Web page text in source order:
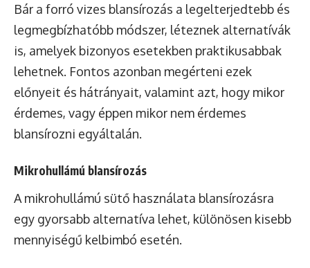
Bár a forró vizes blansírozás a legelterjedtebb és
legmegbízhatóbb módszer, léteznek alternatívák
is, amelyek bizonyos esetekben praktikusabbak
lehetnek. Fontos azonban megérteni ezek
előnyeit és hátrányait, valamint azt, hogy mikor
érdemes, vagy éppen mikor nem érdemes
blansírozni egyáltalán.
Mikrohullámú blansírozás
A mikrohullámú sütő használata blansírozásra
egy gyorsabb alternatíva lehet, különösen kisebb
mennyiségű kelbimbó esetén.